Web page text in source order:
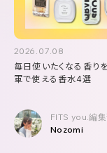
2026.07.08
毎日使いたくなる香り
軍で使える香水4選
FITS you.編
Nozomi